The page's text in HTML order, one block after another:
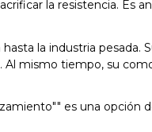
la resistencia. Es
la industria
mismo tiempo, su
es una opción